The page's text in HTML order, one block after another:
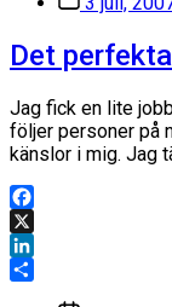
Det
Jag fick en lite
följer personer på
känslor i mig. Jag
Facebook
X
LinkedIn